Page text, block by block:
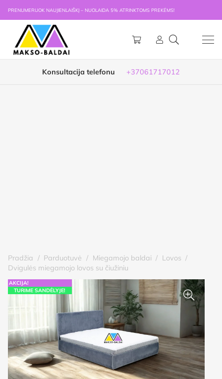
PRENUMERUOK NAUJIENLAIŠKĮ – NUOLAIDA 5% ATRINKTOMS PREKĖMS!
Konsultacija telefonu +37061717012
Pradžia / Parduotuvė / Miegamojo baldai / Lovos /
Dvigulės miegamojo lovos su čiužiniu
AKCIJA!
TURIME SANDĖLYJE!